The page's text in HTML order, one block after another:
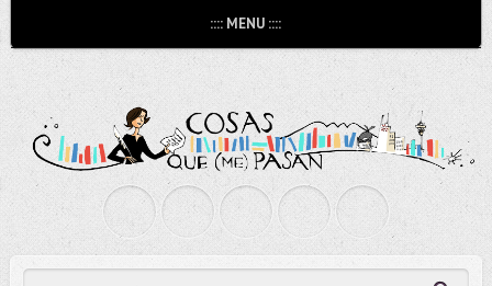
:::: MENU ::::